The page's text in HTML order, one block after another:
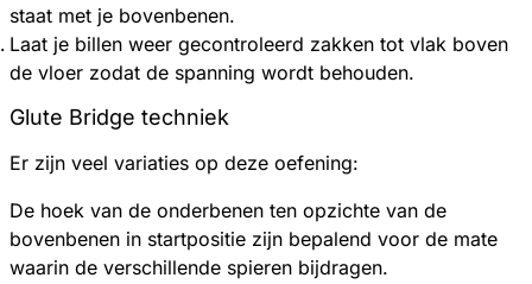
staat met je bovenbenen.
Laat je billen weer gecontroleerd zakken tot vlak boven
de vloer zodat de spanning wordt behouden.
Glute Bridge techniek
Er zijn veel variaties op deze oefening:
De hoek van de onderbenen ten opzichte van de
bovenbenen in startpositie zijn bepalend voor de mate
waarin de verschillende spieren bijdragen.